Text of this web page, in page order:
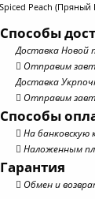
Peach (Пряный
Способы
Доставка Новой
Отправим
Доставка
Отправим
Способы
На банковскую
Наложенным
Гарантия
Обмен и